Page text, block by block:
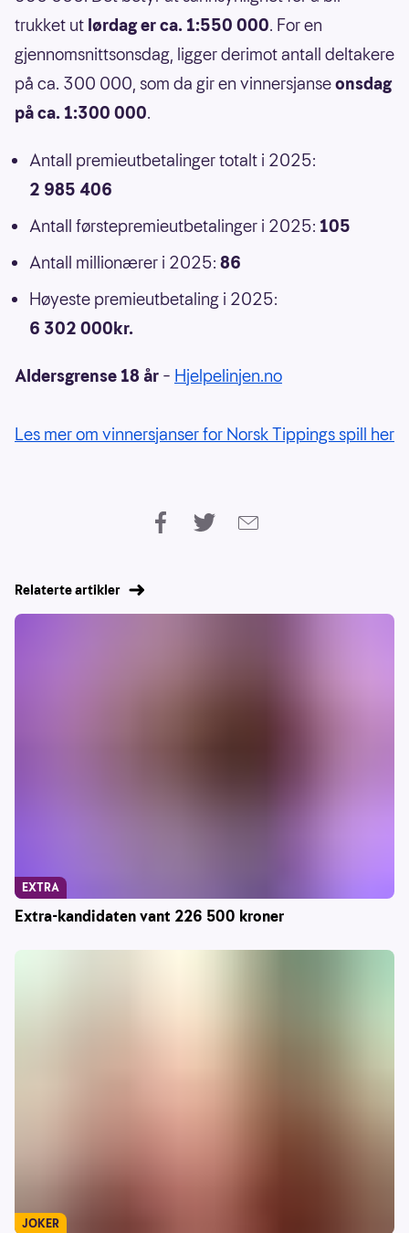
trukket ut lørdag er ca. 1:550 000. For en
gjennomsnittsonsdag, ligger derimot antall deltakere
på ca. 300 000, som da gir en vinnersjanseonsdag
på ca. 1:300 000.
Antall premieutbetalinger totalt i 2025:
2 985 406
Antall førstepremieutbetalinger i 2025: 105
Antall millionærer i 2025: 86
Høyeste premieutbetaling i 2025:
6 302 000kr.
Aldersgrense 18 år – Hjelpelinjen.no
Les mer om vinnersjanser for Norsk Tippings spill her
Relaterte artikler
Extra-kandidaten vant 226 500 kroner
EXTRA
JOKER